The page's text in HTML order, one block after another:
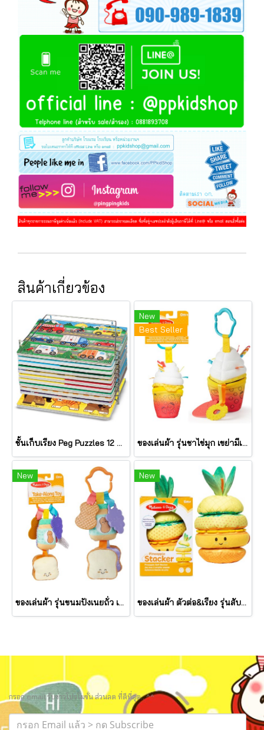
สินค้าเกี่ยวข้อง
ชั้นเก็บเรียง Peg Puzzles 12 แผ่น Wire Puzzle-Storage Rack รุ่น 1018 ยี่ห้อ Melissa & Doug (นำเข้า USA)
New
Best Seller
ของเล่นผ้า รุ่นชาไข่มุก เขย่ามีเสียง Bubble Tea Take Along Toy รุ่น 30744 ยี่ห้อ Melissa & Doug
New
ของเล่นผ้า รุ่นขนมปังเนยถั่ว เขย่ามีเสียง PB&J Take Along Toy รุ่น 30742 ยี่ห้อ Melissa & Doug
New
ของเล่นผ้า ตัวต่อ&เรียง รุ่นสับปะรด เขย่ามีเสียง Pineapple Stacker รุ่น 30743 ยี่ห้อ Melissa & Doug
กรอก email รับข่าวโปรโมชั่น ส่วนลด ที่ดีที่สุด.. ^^